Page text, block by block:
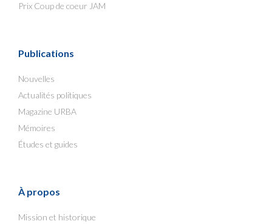
Prix Coup de coeur JAM
Publications
Nouvelles
Actualités politiques
Magazine URBA
Mémoires
Études et guides
À propos
Mission et historique